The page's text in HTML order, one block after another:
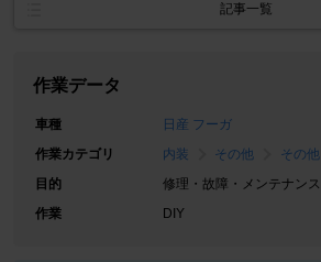
記事一覧
作業データ
車種
日産 フーガ
作業カテゴリ
内装 その他
その他
目的
修理・故障・メンテナンス
作業
DIY